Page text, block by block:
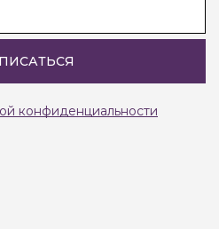
конфиденциальности